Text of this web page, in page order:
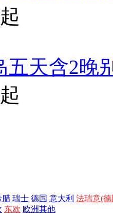
五天含2晚
腊 瑞士 德国 意大利 法瑞意(德
东欧 欧洲其他